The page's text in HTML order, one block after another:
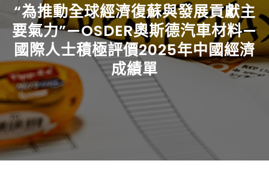
“為推動全球經濟復蘇與發展貢獻主
要氣力”—OSDER奧斯德汽車材料—
國際人士積極評價2025年中國經濟
成績單